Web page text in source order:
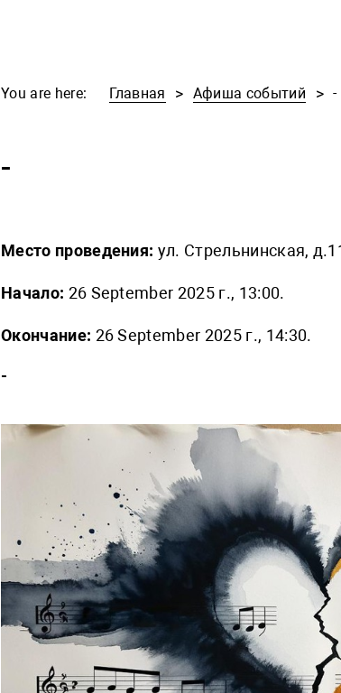
You are here: Главная Афиша событий -
-
Место проведения: ул. Стрельнинская,
Начало: 26 September 2025 г., 13:00.
Окончание: 26 September 2025 г., 14:30.
-